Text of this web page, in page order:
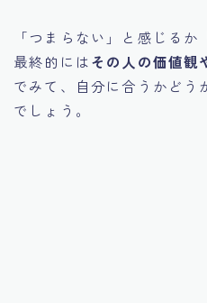
「つまらない」と感じるか
最終的にはその人の価値観
でみて、自分に合うかどう
でしょう。